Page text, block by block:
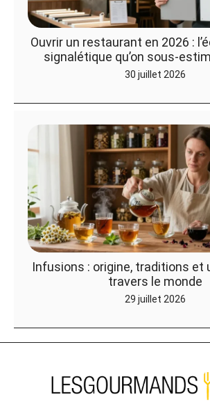
Ouvrir un restaurant en 2026 :
signalétique qu’on sous-
30 juillet 2026
Infusions : origine, traditions et
travers le monde
29 juillet 2026